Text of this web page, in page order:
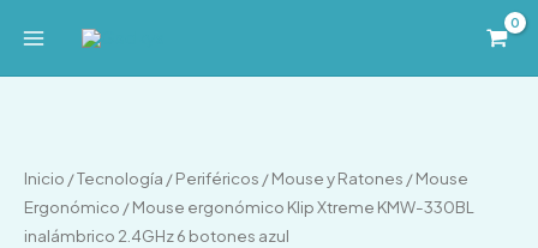
Inicio /Tecnología /Periféricos /Mouse y Ratones /Mouse
Ergonómico / Mouse ergonómico Klip Xtreme KMW-330BL
inalámbrico 2.4GHz 6 botones azul
Klip
Xtreme
KMW-